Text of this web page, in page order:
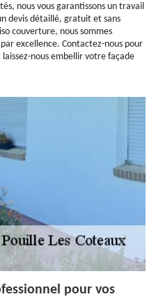
nous vous garantissons un travail
devis détaillé, gratuit et sans
couverture, nous sommes
excellence. Contactez-nous pour
laissez-nous embellir votre façade
pour vos